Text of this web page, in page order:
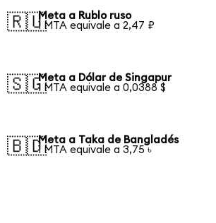
🇷🇺Meta a Rublo ruso
1 MTA equivale a 2,47 ₽
🇸🇬Meta a Dólar de Singapur
1 MTA equivale a 0,0388 $
🇧🇩Meta a Taka de Bangladés
1 MTA equivale a 3,75 ৳